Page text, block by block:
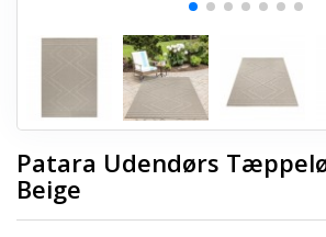
Patara Udendørs
Beige